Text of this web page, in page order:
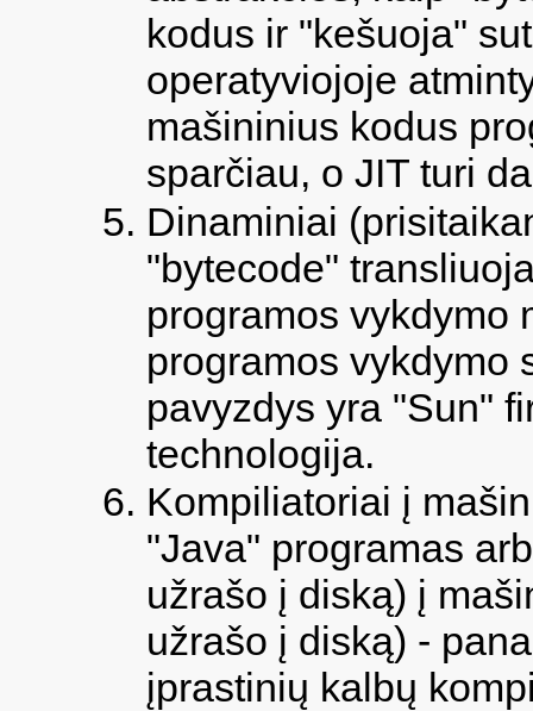
kodus ir "kešuoja"
operatyviojoje
mašininius kodus
sparčiau, o JIT turi
Dinaminiai
"bytecode"
programos vykdymo
programos vykdymo
pavyzdys yra "Sun"
technologija.
Kompiliatoriai į
"Java" programas
užrašo į diską) į
užrašo į diską) -
įprastinių kalbų